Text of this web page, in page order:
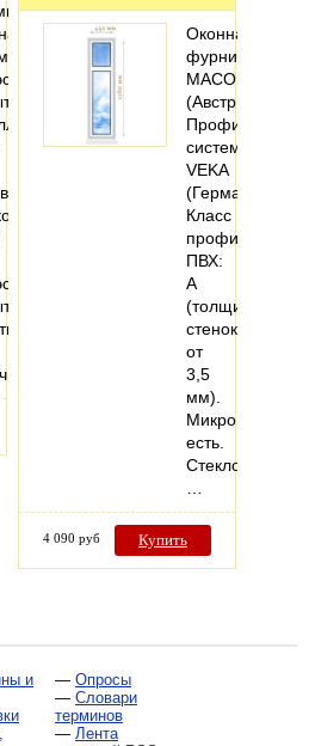
Оконная
фурнитура
MACO
(Австрия).
Профильная
система:
VEKA
(Германия).
Класс
профиля
ПВХ:
А
(толщина
стенок
от
3,5
мм).
есть.
Стеклопакеты:
4 090 руб Купить
и
— Опросы
— Словари
терминов
— Лента